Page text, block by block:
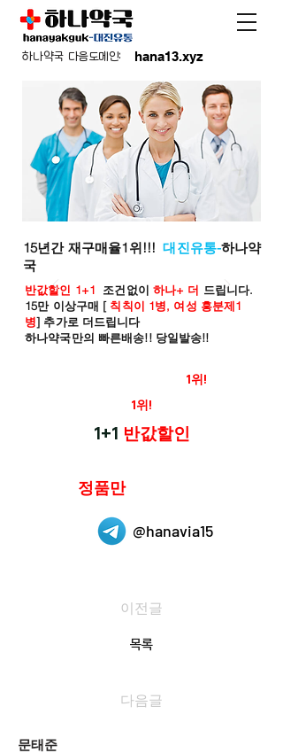
hana13.xyz
하나약국 다음도메인:
15년간 재구매율1위!!!대진유통-하나약
국
반값할인 1+1 조건없이 하나+ 더 드립니다.
15만 이상구매 [ 칙칙이 1병, 여성 흥분제1
병] 추가로 더드립니다
하나약국만의 빠른배송!! 당일발송!!
1위!
1위!
1+1 반값할인
정품만
@hanavia15
이전글
목록
다음글
문태준